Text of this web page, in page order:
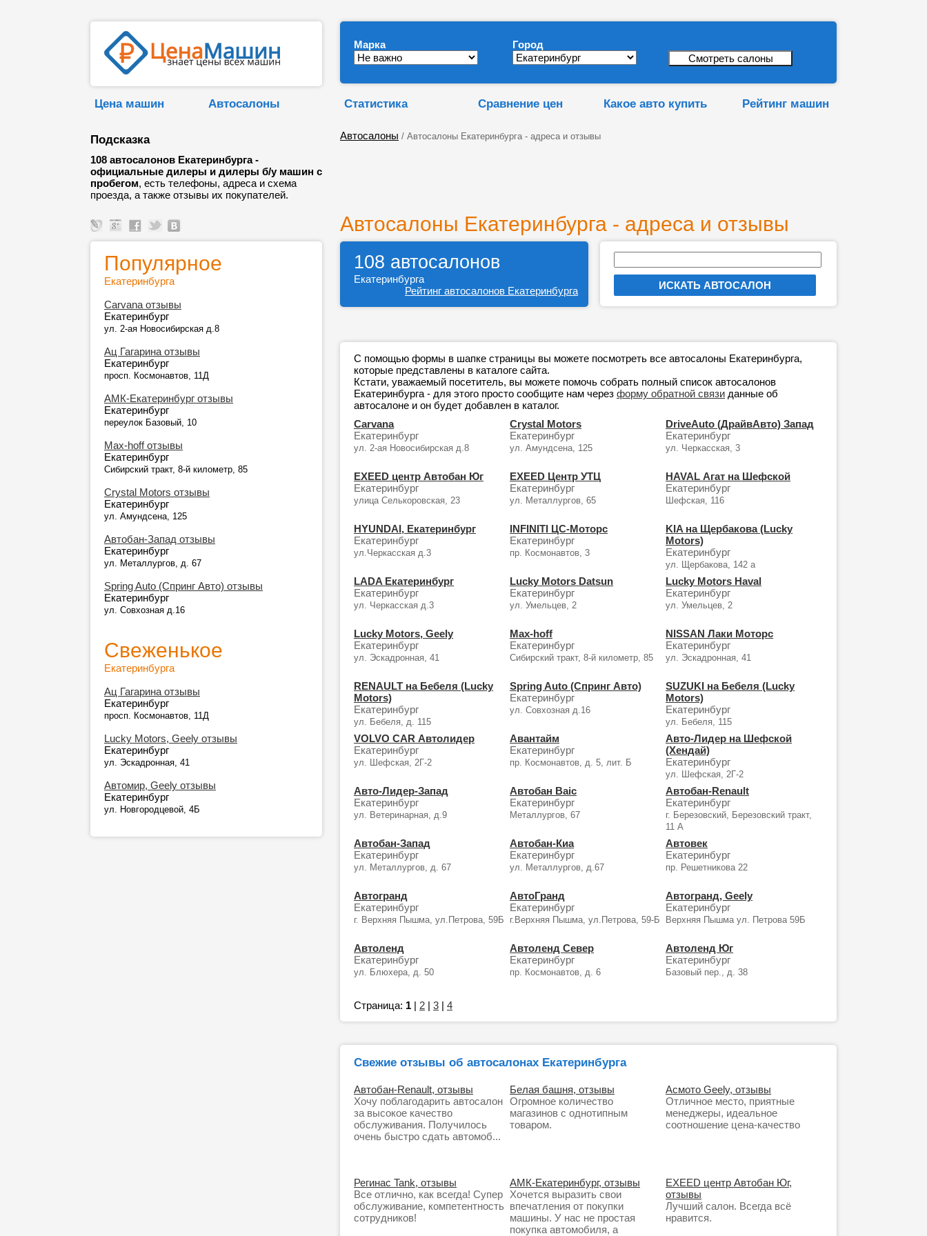
Марка Город
Цена машин Автосалоны Статистика Сравнение цен Какое авто купить Рейтинг машин
Подсказка
108 автосалонов Екатеринбурга -
официальные дилеры и дилеры б/у машин с
пробегом, есть телефоны, адреса и схема
проезда, а также отзывы их покупателей.
Автосалоны / Автосалоны Екатеринбурга - адреса и отзывы
Автосалоны Екатеринбурга - адреса и отзывы
Популярное
Екатеринбурга
Carvana отзывы
Екатеринбург
ул. 2-ая Новосибирская д.8
Ац Гагарина отзывы
Екатеринбург
просп. Космонавтов, 11Д
АМК-Екатеринбург отзывы
Екатеринбург
переулок Базовый, 10
Max-hoff отзывы
Екатеринбург
Сибирский тракт, 8-й километр, 85
Crystal Motors отзывы
Екатеринбург
ул. Амундсена, 125
Автобан-Запад отзывы
Екатеринбург
ул. Металлургов, д. 67
Spring Auto (Спринг Авто) отзывы
Екатеринбург
ул. Совхозная д.16
Свеженькое
Екатеринбурга
Ац Гагарина отзывы
Екатеринбург
просп. Космонавтов, 11Д
Lucky Motors, Geely отзывы
Екатеринбург
ул. Эскадронная, 41
Автомир, Geely отзывы
Екатеринбург
ул. Новгородцевой, 4Б
108 автосалонов
Екатеринбурга
Рейтинг автосалонов Екатеринбурга
С помощью формы в шапке страницы вы можете посмотреть все автосалоны Екатеринбурга,
которые представлены в каталоге сайта.
Кстати, уважаемый посетитель, вы можете помочь собрать полный список автосалонов
Екатеринбурга - для этого просто сообщите нам через форму обратной связи данные об
автосалоне и он будет добавлен в каталог.
Carvana
Екатеринбург
ул. 2-ая Новосибирская д.8
Crystal Motors
Екатеринбург
ул. Амундсена, 125
DriveAuto (ДрайвАвто) Запад
Екатеринбург
ул. Черкасская, 3
EXEED центр Автобан Юг
Екатеринбург
улица Селькоровская, 23
EXEED Центр УТЦ
Екатеринбург
ул. Металлургов, 65
HAVAL Агат на Шефской
Екатеринбург
Шефская, 116
HYUNDAI, Екатеринбург
Екатеринбург
ул.Черкасская д.3
INFINITI ЦС-Моторс
Екатеринбург
пр. Космонавтов, 3
KIA на Щербакова (Lucky
Motors)
Екатеринбург
ул. Щербакова, 142 а
LADA Екатеринбург
Екатеринбург
ул. Черкасская д.3
Lucky Motors Datsun
Екатеринбург
ул. Умельцев, 2
Lucky Motors Haval
Екатеринбург
ул. Умельцев, 2
Lucky Motors, Geely
Екатеринбург
ул. Эскадронная, 41
Max-hoff
Екатеринбург
Сибирский тракт, 8-й километр, 85
NISSAN Лаки Моторс
Екатеринбург
ул. Эскадронная, 41
RENAULT на Бебеля (Lucky
Motors)
Екатеринбург
ул. Бебеля, д. 115
Spring Auto (Спринг Авто)
Екатеринбург
ул. Совхозная д.16
SUZUKI на Бебеля (Lucky
Motors)
Екатеринбург
ул. Бебеля, 115
VOLVO CAR Автолидер
Екатеринбург
ул. Шефская, 2Г-2
Авантайм
Екатеринбург
пр. Космонавтов, д. 5, лит. Б
Авто-Лидер на Шефской
(Хендай)
Екатеринбург
ул. Шефская, 2Г-2
Авто-Лидер-Запад
Екатеринбург
ул. Ветеринарная, д.9
Автобан Baic
Екатеринбург
Металлургов, 67
Автобан-Renault
Екатеринбург
г. Березовский, Березовский тракт,
11 А
Автобан-Запад
Екатеринбург
ул. Металлургов, д. 67
Автобан-Киа
Екатеринбург
ул. Металлургов, д.67
Автовек
Екатеринбург
пр. Решетникова 22
Автогранд
Екатеринбург
г. Верхняя Пышма, ул.Петрова, 59Б
АвтоГранд
Екатеринбург
г.Верхняя Пышма, ул.Петрова, 59-Б
Автогранд, Geely
Екатеринбург
Верхняя Пышма ул. Петрова 59Б
Автоленд
Екатеринбург
ул. Блюхера, д. 50
Автоленд Север
Екатеринбург
пр. Космонавтов, д. 6
Автоленд Юг
Екатеринбург
Базовый пер., д. 38
Страница: 1 | 2 | 3 | 4
Свежие отзывы об автосалонах Екатеринбурга
Автобан-Renault, отзывы
Хочу поблагодарить автосалон
за высокое качество
обслуживания. Получилось
очень быстро сдать автомоб...
Белая башня, отзывы
Огромное количество
магазинов с однотипным
товаром.
Асмото Geely, отзывы
Отличное место, приятные
менеджеры, идеальное
соотношение цена-качество
Регинас Tank, отзывы
Все отлично, как всегда! Супер
обслуживание, компетентность
сотрудников!
АМК-Екатеринбург, отзывы
Хочется выразить свои
впечатления от покупки
машины. У нас не простая
покупка автомобиля, а
EXEED центр Автобан Юг,
отзывы
Лучший салон. Всегда всё
нравится.